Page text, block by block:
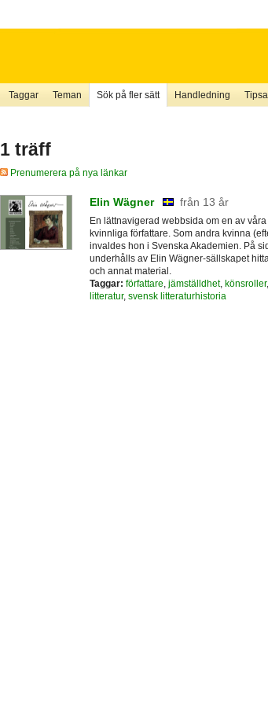
Taggar Teman Sök på fler sätt Handledning
1 träff
Prenumerera på nya länkar
Elin Wägner från 13 år
En lättnavigerad webbsida om en av
kvinnliga författare. Som andra kvinna
invaldes hon i Svenska Akademien. På
underhålls av Elin Wägner-sällskapet
och annat material.
Taggar: författare jämställdhet, könsroller,
litteratur, svensk litteraturhistoria